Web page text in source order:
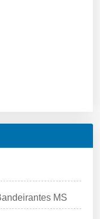
MS